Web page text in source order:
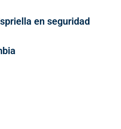
en seguridad